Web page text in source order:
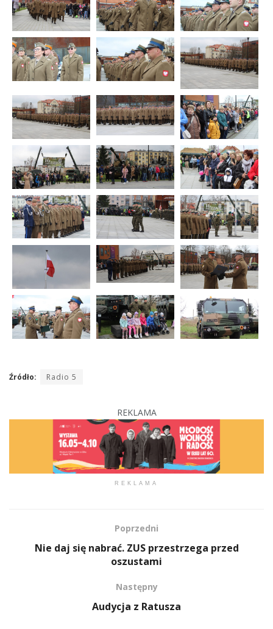
Źródło: Radio 5
REKLAMA
REKLAMA
Poprzedni
Nie daj się nabrać. ZUS przestrzega przed
oszustami
Następny
Audycja z Ratusza